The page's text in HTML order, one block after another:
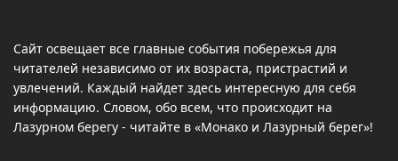
Сайт освещает все главные события побережья для
читателей независимо от их возраста, пристрастий и
увлечений. Каждый найдет здесь интересную для себя
информацию. Словом, обо всем, что происходит на
Лазурном берегу - читайте в «Монако и Лазурный берег»!